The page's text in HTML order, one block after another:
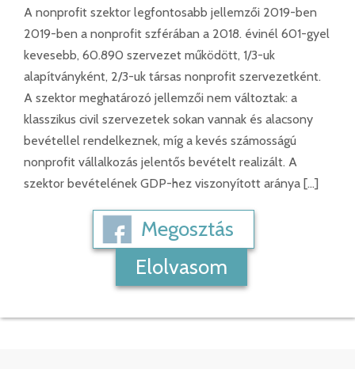
A nonprofit szektor legfontosabb jellemzői 2019-ben
2019-ben a nonprofit szférában a 2018. évinél 601-gyel
kevesebb, 60.890 szervezet működött, 1/3-uk
alapítványként, 2/3-uk társas nonprofit szervezetként.
A szektor meghatározó jellemzői nem változtak: a
klasszikus civil szervezetek sokan vannak és alacsony
bevétellel rendelkeznek, míg a kevés számosságú
nonprofit vállalkozás jelentős bevételt realizált. A
szektor bevételének GDP-hez viszonyított aránya […]
Megosztás
Elolvasom